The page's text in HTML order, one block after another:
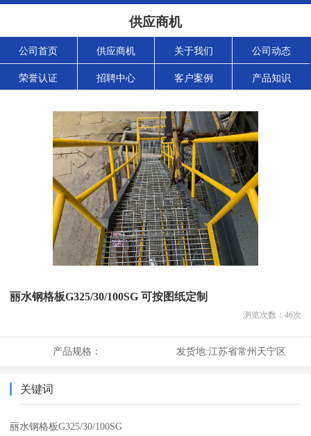
供应商机
公司首页 供应商机 关于我们 公司动态
荣誉认证 招聘中心 客户案例 产品知识
丽水钢格板G325/30/100SG 可按图纸定制
浏览次数： 46次
产品规格： 发货地:江苏省常州天宁区
关键词
丽水钢格板G325/30/100SG